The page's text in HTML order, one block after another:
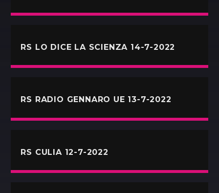
RS LO DICE LA SCIENZA 14-7-2022
RS RADIO GENNARO UE 13-7-2022
RS CULIA 12-7-2022